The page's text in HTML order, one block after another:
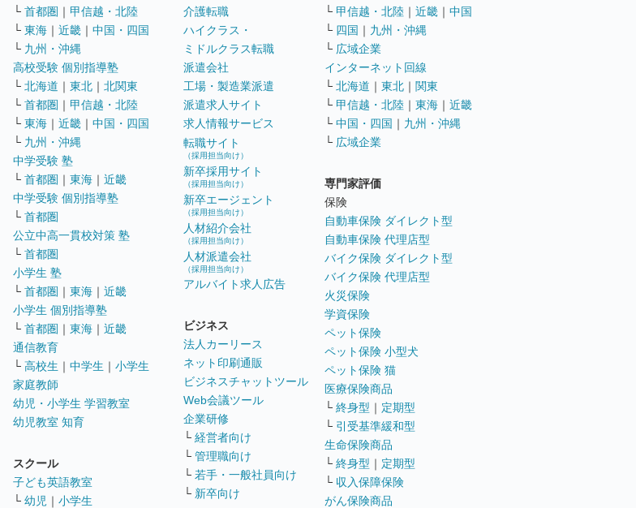
└ 首都圏 ｜ 甲信越・北陸
└ 東海 ｜ 近畿 ｜ 中国・四国
└ 九州・沖縄
高校受験 個別指導塾
└ 北海道 ｜ 東北 ｜ 北関東
└ 首都圏 ｜ 甲信越・北陸
└ 東海 ｜ 近畿 ｜ 中国・四国
└ 九州・沖縄
中学受験 塾
└ 首都圏 ｜ 東海 ｜ 近畿
中学受験 個別指導塾
└ 首都圏
公立中高一貫校対策 塾
└ 首都圏
小学生 塾
└ 首都圏 ｜ 東海 ｜ 近畿
小学生 個別指導塾
└ 首都圏 ｜ 東海 ｜ 近畿
通信教育
└ 高校生 ｜ 中学生 ｜ 小学生
家庭教師
幼児・小学生 学習教室
幼児教室 知育
スクール
子ども英語教室
└ 幼児 ｜ 小学生
介護転職
ハイクラス・
ミドルクラス転職
派遣会社
工場・製造業派遣
派遣求人サイト
求人情報サービス
転職サイト
（採用担当向け）
新卒採用サイト
（採用担当向け）
新卒エージェント
（採用担当向け）
人材紹介会社
（採用担当向け）
人材派遣会社
（採用担当向け）
アルバイト求人広告
ビジネス
法人カーリース
ネット印刷通販
ビジネスチャットツール
Web会議ツール
企業研修
└ 経営者向け
└ 管理職向け
└ 若手・一般社員向け
└ 新卒向け
└ 甲信越・北陸 ｜ 近畿 ｜ 中国
└ 四国 ｜ 九州・沖縄
└ 広域企業
インターネット回線
└ 北海道 ｜ 東北 ｜ 関東
└ 甲信越・北陸 ｜ 東海 ｜ 近畿
└ 中国・四国 ｜ 九州・沖縄
└ 広域企業
専門家評価
保険
自動車保険 ダイレクト型
自動車保険 代理店型
バイク保険 ダイレクト型
バイク保険 代理店型
火災保険
学資保険
ペット保険
ペット保険 小型犬
ペット保険 猫
医療保険商品
└ 終身型 ｜ 定期型
└ 引受基準緩和型
生命保険商品
└ 終身型 ｜ 定期型
└ 収入保障保険
がん保険商品